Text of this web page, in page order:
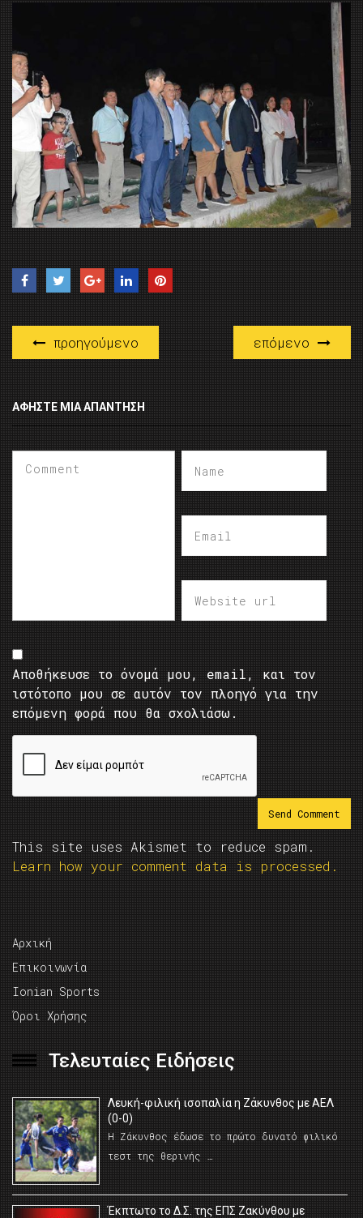
προηγούμενο επόμενο
ΑΦΉΣΤΕ ΜΙΑ ΑΠΆΝΤΗΣΗ
Αποθήκευσε το όνομά μου, email, και τον
ιστότοπο μου σε αυτόν τον πλοηγό για την
επόμενη φορά που θα σχολιάσω.
This site uses Akismet to reduce spam.
Learn how your comment data is processed.
Αρχική
Επικοινωνία
Ionian Sports
Όροι Χρήσης
Τελευταίες Ειδήσεις
Λευκή-φιλική ισοπαλία η Ζάκυνθος με ΑΕΛ
(0-0)
Η Ζάκυνθος έδωσε το πρώτο δυνατό φιλικό
τεστ της θερινής …
Έκπτωτο το Δ.Σ. της ΕΠΣ Ζακύνθου με